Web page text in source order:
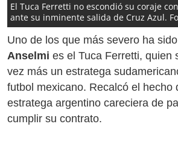
El Tuca Ferretti no escondió su coraje
ante su inminente salida de Cruz Azul.
Uno de los que más severo ha
Anselmi es el Tuca Ferretti, quien
vez más un estratega
futbol mexicano. Recalcó el hecho
estratega argentino careciera de
cumplir su contrato.